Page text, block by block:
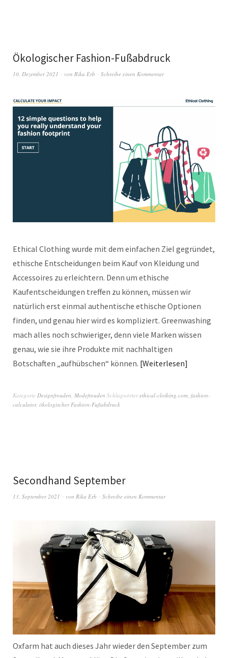
Ökologischer Fashion-Fußabdruck
10. Dezember 2021 von Rika Erb Schreibe einen Kommentar
Ethical Clothing wurde mit dem einfachen Ziel gegründet,
ethische Entscheidungen beim Kauf von Kleidung und
Accessoires zu erleichtern. Denn um ethische
Kaufentscheidungen treffen zu können, müssen wir
natürlich erst einmal authentische ethische Optionen
finden, und genau hier wird es kompliziert. Greenwashing
mach alles noch schwieriger, denn viele Marken wissen
genau, wie sie ihre Produkte mit nachhaltigen
Botschaften „aufhübschen“ können. Weiterlesen
Kategorie Designfreuden Modefreuden Schlagwörterethical-clothing.com fashion-
calculator, ökologischer Fashion-Fußabdruck
Secondhand September
13. September 2021 von Rika Erb Schreibe einen Kommentar
Oxfarm hat auch dieses Jahr wieder den September zum